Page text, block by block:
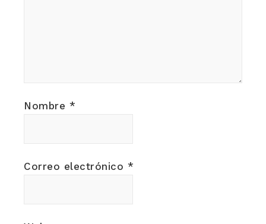
Nombre *
Correo electrónico *